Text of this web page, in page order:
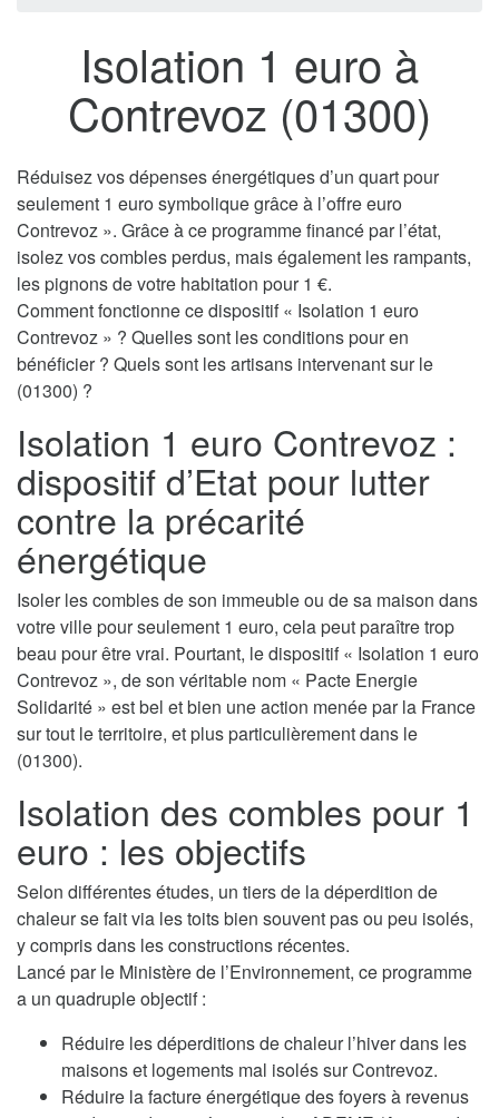
Isolation 1 euro à
Contrevoz (01300)
Réduisez vos dépenses énergétiques d’un quart pour
seulement 1 euro symbolique grâce à l’offre euro
Contrevoz ». Grâce à ce programme financé par l’état,
isolez vos combles perdus, mais également les rampants,
les pignons de votre habitation pour 1 €.
Comment fonctionne ce dispositif « Isolation 1 euro
Contrevoz » ? Quelles sont les conditions pour en
bénéficier ? Quels sont les artisans intervenant sur le
(01300) ?
Isolation 1 euro Contrevoz :
dispositif d’Etat pour lutter
contre la précarité
énergétique
Isoler les combles de son immeuble ou de sa maison dans
votre ville pour seulement 1 euro, cela peut paraître trop
beau pour être vrai. Pourtant, le dispositif « Isolation 1 euro
Contrevoz », de son véritable nom « Pacte Energie
Solidarité » est bel et bien une action menée par la France
sur tout le territoire, et plus particulièrement dans le
(01300).
Isolation des combles pour 1
euro : les objectifs
Selon différentes études, un tiers de la déperdition de
chaleur se fait via les toits bien souvent pas ou peu isolés,
y compris dans les constructions récentes.
Lancé par le Ministère de l’Environnement, ce programme
a un quadruple objectif :
Réduire les déperditions de chaleur l’hiver dans les
maisons et logements mal isolés sur Contrevoz.
Réduire la facture énergétique des foyers à revenus